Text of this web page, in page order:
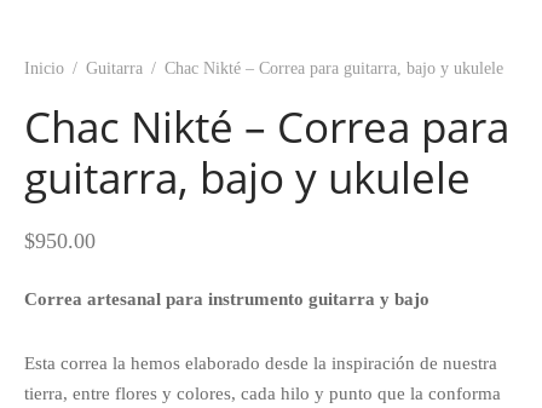
Inicio / Guitarra / Chac Nikté – Correa para guitarra, bajo y ukulele
Chac Nikté – Correa para
guitarra, bajo y ukulele
$950.00
Correa artesanal para instrumento guitarra y bajo
Esta correa la hemos elaborado desde la inspiración de nuestra
tierra, entre flores y colores, cada hilo y punto que la conforma